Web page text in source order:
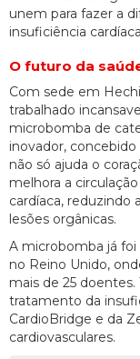
unem para fazer a
insuficiência
O futuro da
Com sede em
trabalhado
microbomba de
inovador,
não só ajuda o
melhora a
cardíaca, reduzindo
lesões orgânicas.
A microbomba já foi
no Reino Unido,
mais de 25
tratamento da
CardioBridge e da
cardiovasculares.